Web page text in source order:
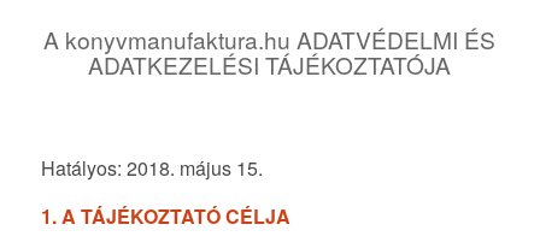
A konyvmanufaktura.hu ADATVÉDELMI ÉS
ADATKEZELÉSI TÁJÉKOZTATÓJA
Hatályos: 2018. május 15.
1. A TÁJÉKOZTATÓ CÉLJA